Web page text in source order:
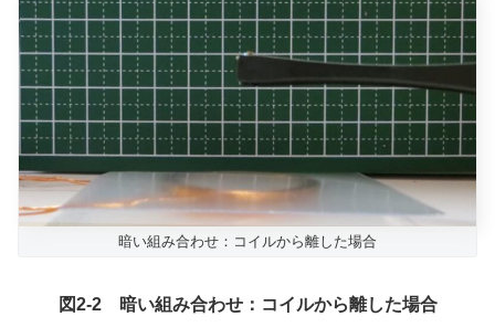
暗い組み合わせ：コイルから離した場合
図2-2 暗い組み合わせ：コイルから離した場合